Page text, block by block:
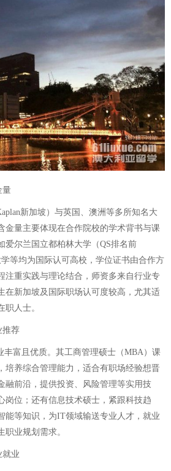
量
新加坡）与英国、澳洲等多所知名大
金量主要体现在合作院校的学术背书与课
爱尔兰国立都柏林大学（QS排名前
等均为国际认可高校，学位证书由合作方
注重实践与理论结合，师资多来自行业专
在新加坡及国际职场认可度较高，尤其适
职人士。
推荐
丰富且优质。其工商管理硕士（MBA）课
培养综合管理能力，适合有职场经验想晋
融前沿，提供投资、风险管理等实用技
岗位；还有信息技术硕士，紧跟科技趋
能等知识，为IT领域输送专业人才，就业
业规划需求。
就业